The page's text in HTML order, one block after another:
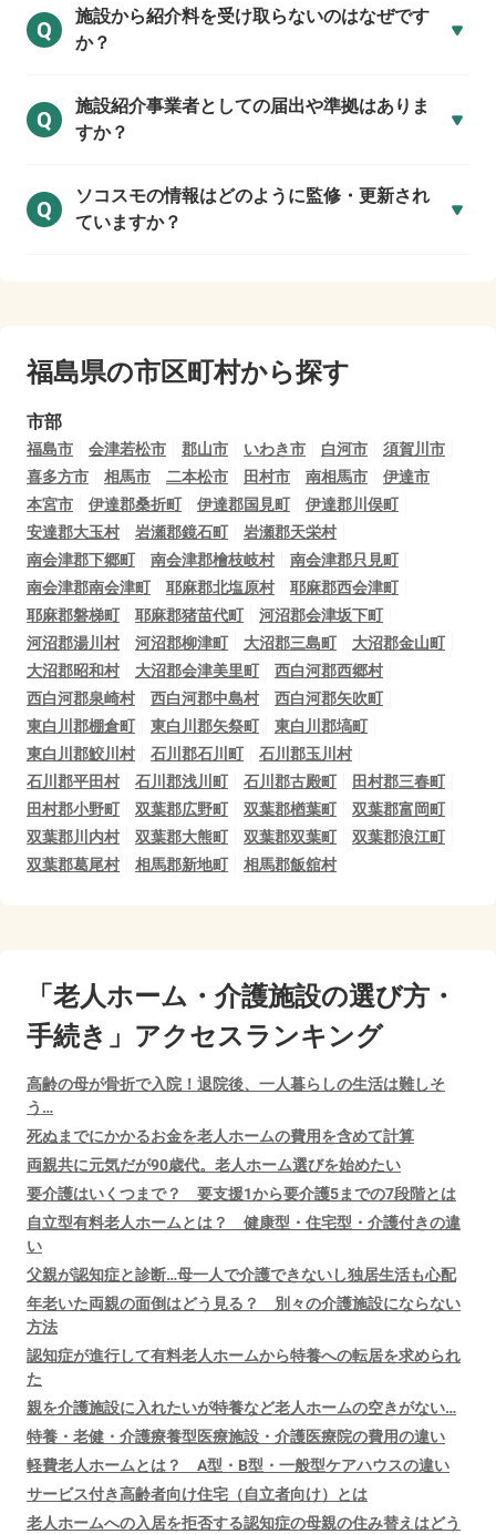
Q
施設から紹介料を受け取らないのはなぜです
か？
Q
施設紹介事業者としての届出や準拠はありま
すか？
Q
ソコスモの情報はどのように監修・更新され
ていますか？
福島県の市区町村から探す
市部
福島市 会津若松市 郡山市 いわき市 白河市
須賀川市
喜多方市
相馬市 二本松市 田村市 南相馬市
伊達市
本宮市
伊達郡桑折町 伊達郡国見町
伊達郡川俣町
安達郡大玉村
岩瀬郡鏡石町
岩瀬郡天栄村
南会津郡下郷町
南会津郡檜枝岐村
南会津郡只見町
南会津郡南会津町
耶麻郡北塩原村
耶麻郡西会津町
耶麻郡磐梯町
耶麻郡猪苗代町
河沼郡会津坂下町
河沼郡湯川村
河沼郡柳津町 大沼郡三島町
大沼郡金山町
大沼郡昭和村
大沼郡会津美里町
西白河郡西郷村
西白河郡泉崎村
西白河郡中島村
西白河郡矢吹町
東白川郡棚倉町
東白川郡矢祭町
東白川郡塙町
東白川郡鮫川村
石川郡石川町
石川郡玉川村
石川郡平田村
石川郡浅川町 石川郡古殿町
田村郡三春町
田村郡小野町
双葉郡広野町 双葉郡楢葉町
双葉郡富岡町
双葉郡川内村
双葉郡大熊町 双葉郡双葉町
双葉郡浪江町
双葉郡葛尾村
相馬郡新地町 相馬郡飯舘村
「老人ホーム・介護施設の選び方・
手続き」アクセスランキング
高齢の母が骨折で入院！退院後、一人暮らしの生活は難しそ
う…
死ぬまでにかかるお金を老人ホームの費用を含めて計算
両親共に元気だが90歳代。老人ホーム選びを始めたい
要介護はいくつまで？ 要支援1から要介護5までの7段階とは
自立型有料老人ホームとは？ 健康型・住宅型・介護付きの違
い
父親が認知症と診断…母一人で介護できないし独居生活も心配
年老いた両親の面倒はどう見る？ 別々の介護施設にならない
方法
認知症が進行して有料老人ホームから特養への転居を求められ
た
親を介護施設に入れたいが特養など老人ホームの空きがない…
特養・老健・介護療養型医療施設・介護医療院の費用の違い
軽費老人ホームとは？ A型・B型・一般型ケアハウスの違い
サービス付き高齢者向け住宅（自立者向け）とは
老人ホームへの入居を拒否する認知症の母親の住み替えはどう